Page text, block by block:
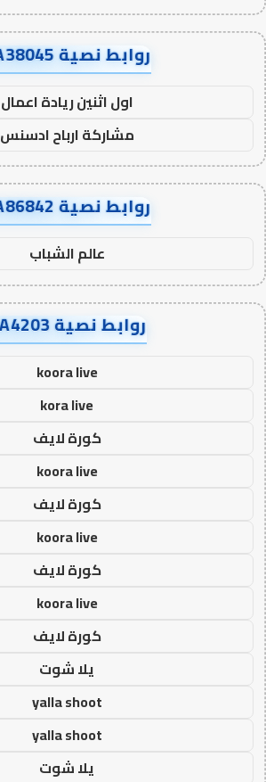
روابط نصية AA38045
اول اثنين ريادة اعمال
مشاركة ارباح ادسنس
روابط نصية AA86842
عالم الشباب
روابط نصية AA4203
koora live
kora live
كورة لايف
koora live
كورة لايف
koora live
كورة لايف
koora live
كورة لايف
يلا شوت
yalla shoot
yalla shoot
يلا شوت